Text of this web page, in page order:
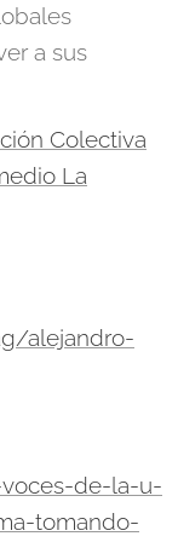
a sus
Colectiva
La
alejandro-
de-la-u-
tomando-